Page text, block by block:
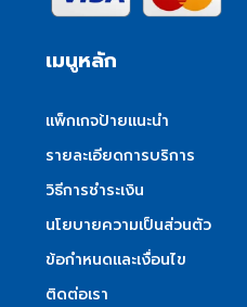
เมนูหลัก
แพ็กเกจป้ายแนะนำ
รายละเอียดการบริการ
วิธีการชำระเงิน
นโยบายความเป็นส่วนตัว
ข้อกำหนดและเงื่อนไข
ติดต่อเรา